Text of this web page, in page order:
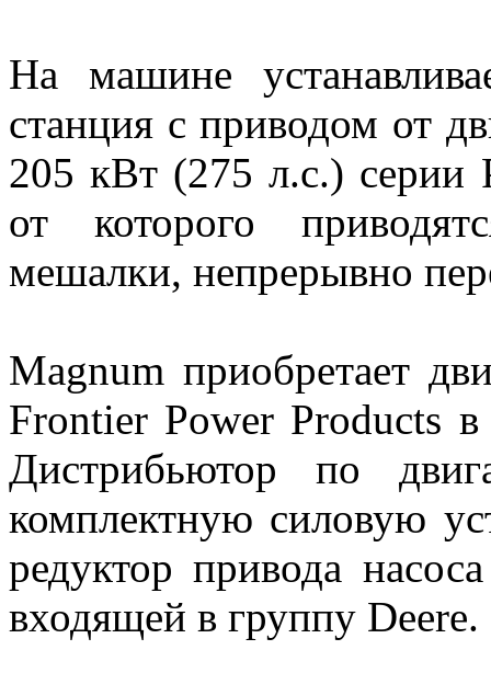
На машине
станция с приводом от
205 кВт (275 л.с.) серии
от которого
мешалки, непрерывно
Magnum приобретает
Frontier Power Products
Дистрибьютор по
комплектную силовую
редуктор привода
входящей в группу Deere.